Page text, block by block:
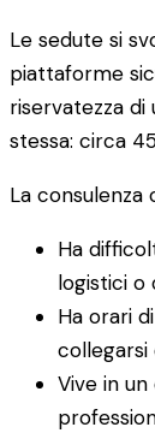
Le sedute si
piattaforme
riservatezza di
stessa: circa
La
Ha
logistici o
Ha orari
collegarsi
Vive in